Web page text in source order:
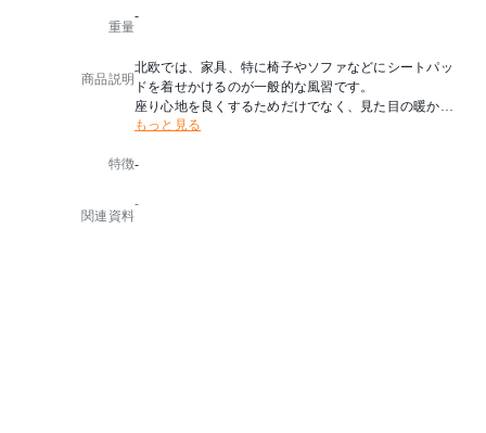
重量
-
商品説明
北欧では、家具、特に椅子やソファなどにシートパッ
ドを着せかけるのが一般的な風習です。
座り心地を良くするためだけでなく、見た目の暖かさ
を演出するためでもあります。
家中どこへでも使いたいところへ気軽に持っていけま
ネイチャーズ コレクション社製のシートパッドは、そ
もっと見る
特徴-
関連資料
-